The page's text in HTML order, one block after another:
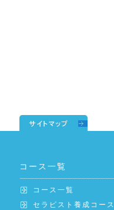
コース一覧
コース一覧
セラピスト養成コース